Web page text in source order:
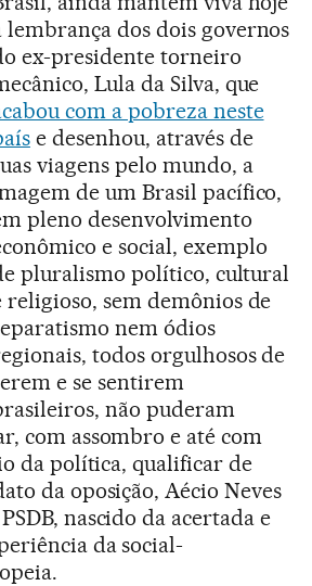
lembrança dos dois governos
ex-presidente torneiro
Lula da Silva, que
com a pobreza neste
e desenhou, através de
viagens pelo mundo, a
de um Brasil pacífico,
pleno desenvolvimento
e social, exemplo
pluralismo político, cultural
religioso, sem demônios de
nem ódios
todos orgulhosos de
e se sentirem
não puderam
com assombro e até com
da política, qualificar de
da oposição, Aécio Neves
nascido da acertada e
da social-